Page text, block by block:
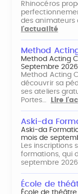
Rhinocéros
des animateurs
l'actualité
Method
Method Acting
Septembre 2026
Method Acting
découvrir sa
ses ateliers
Portes…
Lire
Aski-da
Aski-da
mois de
Les inscriptions
formations, qui
septembre
École de